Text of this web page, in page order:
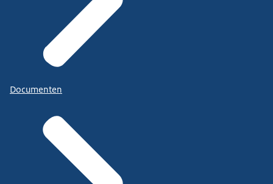
Documenten